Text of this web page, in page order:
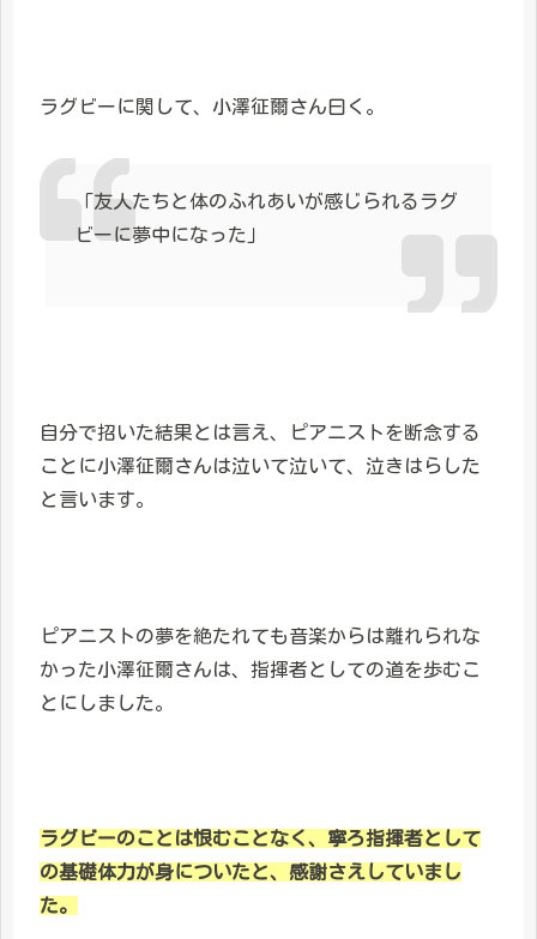
ラグビーに関して、小澤征爾さん曰く。
「友人たちと体のふれあいが感じられるラグ
ビーに夢中になった」
自分で招いた結果とは言え、ピアニストを断念する
ことに小澤征爾さんは泣いて泣いて、泣きはらした
と言います。
ピアニストの夢を絶たれても音楽からは離れられな
かった小澤征爾さんは、指揮者としての道を歩むこ
とにしました。
ラグビーのことは恨むことなく、寧ろ指揮者として
の基礎体力が身についたと、感謝さえしていまし
た。